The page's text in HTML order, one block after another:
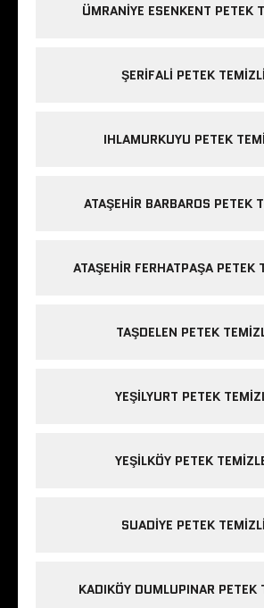
ÜMRANIYE ESENKENT PETEK
ŞERIFALI PETEK
IHLAMURKUYU PETEK
ATAŞEHIR BARBAROS PETEK
ATAŞEHIR FERHATPAŞA PETEK
TAŞDELEN PETEK
YEŞILYURT PETEK
YEŞILKÖY PETEK
SUADIYE PETEK
KADIKÖY DUMLUPINAR PETEK